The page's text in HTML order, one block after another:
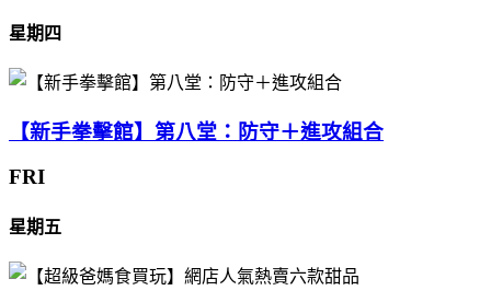
星期四
【新手拳擊館】第八堂：防守＋進攻組合
FRI
星期五